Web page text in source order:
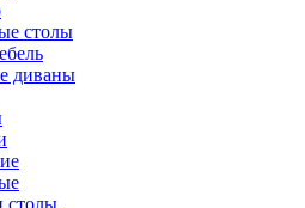
столы
диваны
столы